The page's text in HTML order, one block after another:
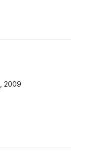
, 2009